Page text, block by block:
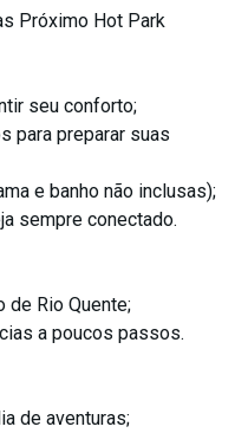
Próximo Hot Park
seu conforto;
para preparar suas
e banho não inclusas);
sempre conectado.
de Rio Quente;
a poucos passos.
de aventuras;